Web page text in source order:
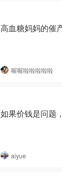
高血糖妈妈的催
喔喔啦啦啦啦啦
如果价钱是问题
aiyue